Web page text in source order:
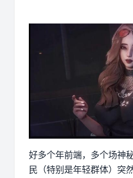
好多个年前端，多个场神
民（特别是年轻群体）突